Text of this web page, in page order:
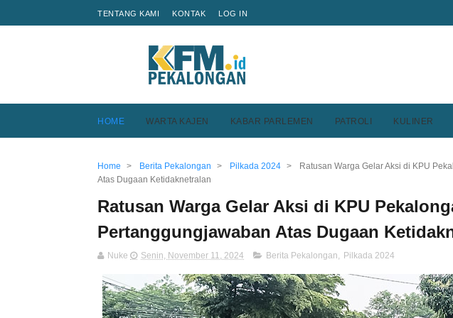
TENTANG KAMI KONTAK LOG IN
HOME WARTA KAJEN KABAR PARLEMEN PATROLI KULINER
Home > Berita Pekalongan > Pilkada 2024 >
Ratusan Warga Gelar Aksi di KPU
Atas Dugaan Ketidaknetralan
Ratusan Warga Gelar Aksi di KPU
Pertanggungjawaban Atas Dugaan
Nuke Senin, November 11, 2024 Berita Pekalongan, Pilkada 2024